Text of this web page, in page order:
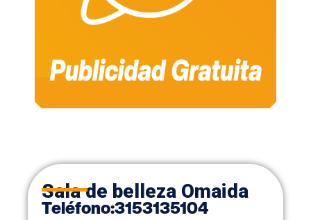
Sala de belleza Omaida
Teléfono:3153135104